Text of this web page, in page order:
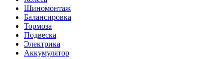
Шиномонтаж
Балансировка
Тормоза
Подвеска
Электрика
Аккумулятор